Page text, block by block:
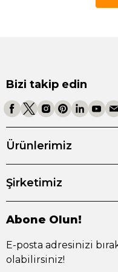
Bizi takip edin
Ürünlerimiz
Şirketimiz
Abone Olun!
E-posta adresinizi
olabilirsiniz!